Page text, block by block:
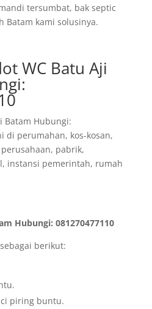
tersumbat, bak septic
Batam kami solusinya.
WC Batu Aji
Batam Hubungi:
di perumahan, kos-kosan,
pabrik,
instansi pemerintah, rumah
Hubungi: 081270477110
berikut:
piring buntu.